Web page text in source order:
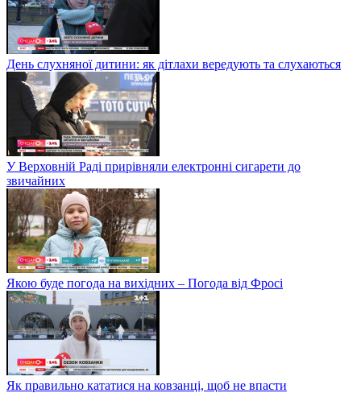
День слухняної дитини: як дітлахи вередують та слухаються
У Верховній Раді прирівняли електронні сигарети до
звичайних
Якою буде погода на вихідних – Погода від Фросі
Як правильно кататися на ковзанці, щоб не впасти